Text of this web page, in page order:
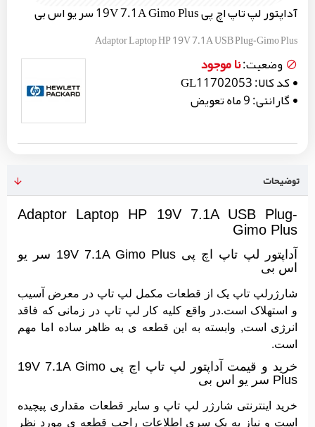
آداپتور لپ تاپ اچ پی 19V 7.1A Gimo Plus سر یو اس بی
Adaptor Laptop HP 19V 7.1A USB Plug-Gimo Plus
وضعیت:نا موجود
کد کالا:GL11702053
گارانتی:9 ماه تعویض
توضیحات
Adaptor Laptop HP 19V 7.1A USB Plug-
Gimo Plus
آداپتور لپ تاپ اچ پی 19V 7.1A Gimo Plus سر یو
اس بی
شارژرلپ تاپ یک از قطعات مکمل لپ تاپ در معرض آسیب
و استهلاک است.در واقع کلیه کار لپ تاپ در زمانی که فاقد
انرژی است, وابسته به این قطعه ی به ظاهر ساده اما مهم
است.
خرید و قیمت آداپتور لپ تاپ اچ پی 19V 7.1A Gimo
Plus سر یو اس بی
خرید اینترنتی شارژر لپ تاپ و سایر قطعات مقداری پیچیده
است و نیاز به یک سری اطلاعات راجب قطعه ی مورد نظر